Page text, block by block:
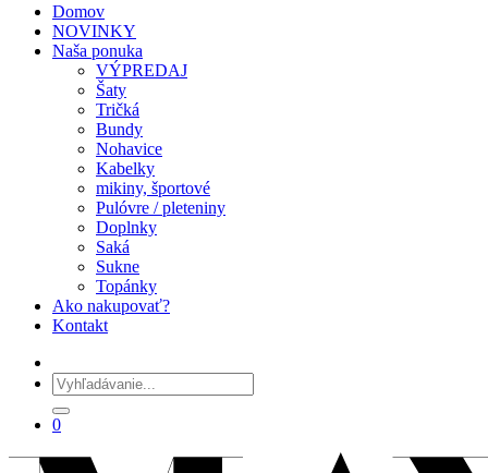
Domov
NOVINKY
Naša ponuka
VÝPREDAJ
Šaty
Tričká
Bundy
Nohavice
Kabelky
mikiny, športové
Pulóvre / pleteniny
Doplnky
Saká
Sukne
Topánky
Ako nakupovať?
Kontakt
0